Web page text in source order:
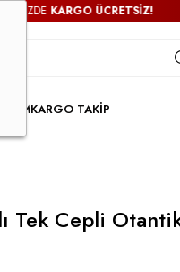
KARGO ÜCRETSİZ!
KARGO TAKİP
Tek Cepli